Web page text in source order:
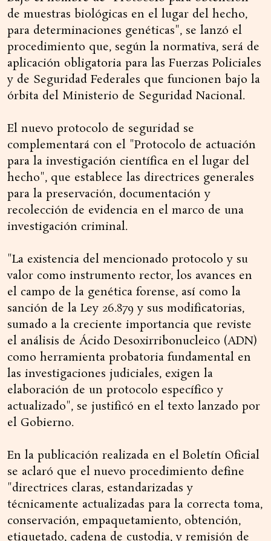
de muestras biológicas en el lugar del hecho,
para determinaciones genéticas", se lanzó el
procedimiento que, según la normativa, será de
aplicación obligatoria para las Fuerzas Policiales
y de Seguridad Federales que funcionen bajo la
órbita del Ministerio de Seguridad Nacional.
El nuevo protocolo de seguridad se
complementará con el "Protocolo de actuación
para la investigación científica en el lugar del
hecho", que establece las directrices generales
para la preservación, documentación y
recolección de evidencia en el marco de una
investigación criminal.
"La existencia del mencionado protocolo y su
valor como instrumento rector, los avances en
el campo de la genética forense, así como la
sanción de la Ley 26.879 y sus modificatorias,
sumado a la creciente importancia que reviste
el análisis de Ácido Desoxirribonucleico (ADN)
como herramienta probatoria fundamental en
las investigaciones judiciales, exigen la
elaboración de un protocolo específico y
actualizado", se justificó en el texto lanzado por
el Gobierno.
En la publicación realizada en el Boletín Oficial
se aclaró que el nuevo procedimiento define
"directrices claras, estandarizadas y
técnicamente actualizadas para la correcta toma,
conservación, empaquetamiento, obtención,
etiquetado, cadena de custodia, y remisión de